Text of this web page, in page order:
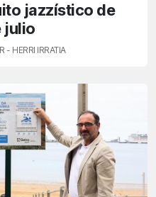
jazzístico de
julio
HERRI IRRATIA